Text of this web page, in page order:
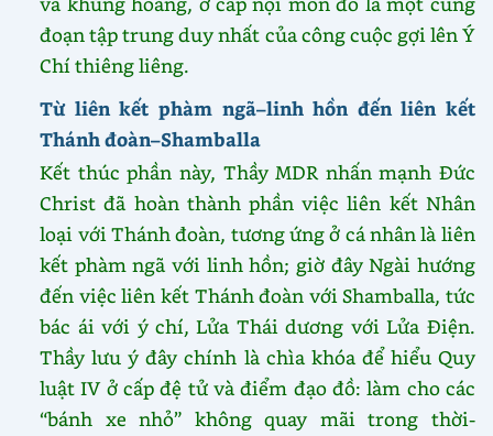
đoạn tập trung duy nhất của công cuộc gợi lên Ý
Chí thiêng liêng.
Từ liên kết phàm ngã–linh hồn đến liên kết
Thánh đoàn–Shamballa
Kết thúc phần này, Thầy MDR nhấn mạnh Đức
Christ đã hoàn thành phần việc liên kết Nhân
loại với Thánh đoàn, tương ứng ở cá nhân là liên
kết phàm ngã với linh hồn; giờ đây Ngài hướng
đến việc liên kết Thánh đoàn với Shamballa, tức
bác ái với ý chí, Lửa Thái dương với Lửa Điện.
Thầy lưu ý đây chính là chìa khóa để hiểu Quy
luật IV ở cấp đệ tử và điểm đạo đồ: làm cho các
“bánh xe nhỏ” không quay mãi trong thời-